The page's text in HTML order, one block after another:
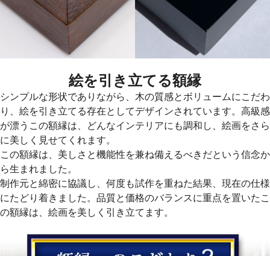
絵を引き立てる額縁
シンプルな形状でありながら、木の質感とボリュームにこだわ
り、絵を引き立てる存在としてデザインされています。高級感
が漂うこの額縁は、どんなインテリアにも調和し、絵画をさら
に美しく見せてくれます。
この額縁は、美しさと機能性を兼ね備えるべきだという信念か
ら生まれました。
制作元と綿密に協議し、何度も試作を重ねた結果、現在の仕様
にたどり着きました。品質と価格のバランスに重点を置いたこ
の額縁は、絵画を美しく引き立てます。